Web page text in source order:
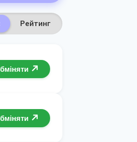
Рейтинг